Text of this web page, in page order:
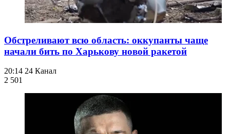
Обстреливают всю область: оккупанты чаще
начали бить по Харькову новой ракетой
20:14 24 Канал
2 501